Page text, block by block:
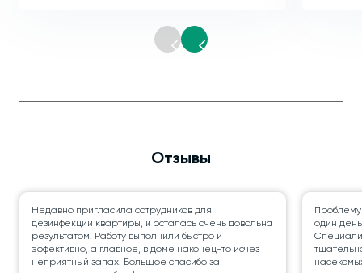
Отзывы
Недавно пригласила сотрудников для
дезинфекции квартиры, и осталась очень довольна
результатом. Работу выполнили быстро и
эффективно, а главное, в доме наконец-то исчез
неприятный запах. Большое спасибо за
один